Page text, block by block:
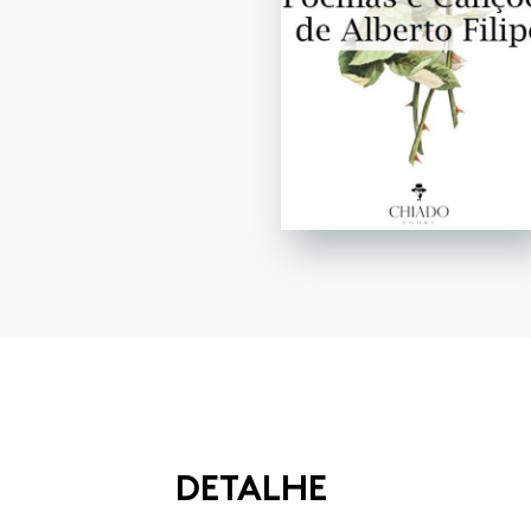
DETALHE